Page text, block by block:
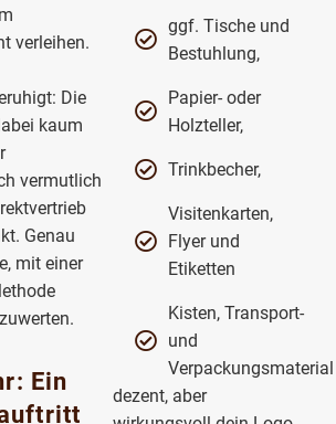
verleihen.
Die
kaum
vermutlich
Genau
mit einer
Ein
ggf. Tische und
Bestuhlung,
Papier- oder
Holzteller,
Trinkbecher,
Visitenkarten,
Flyer und
Etiketten
Kisten, Transport-
und
Verpackungsmaterial
dezent, aber